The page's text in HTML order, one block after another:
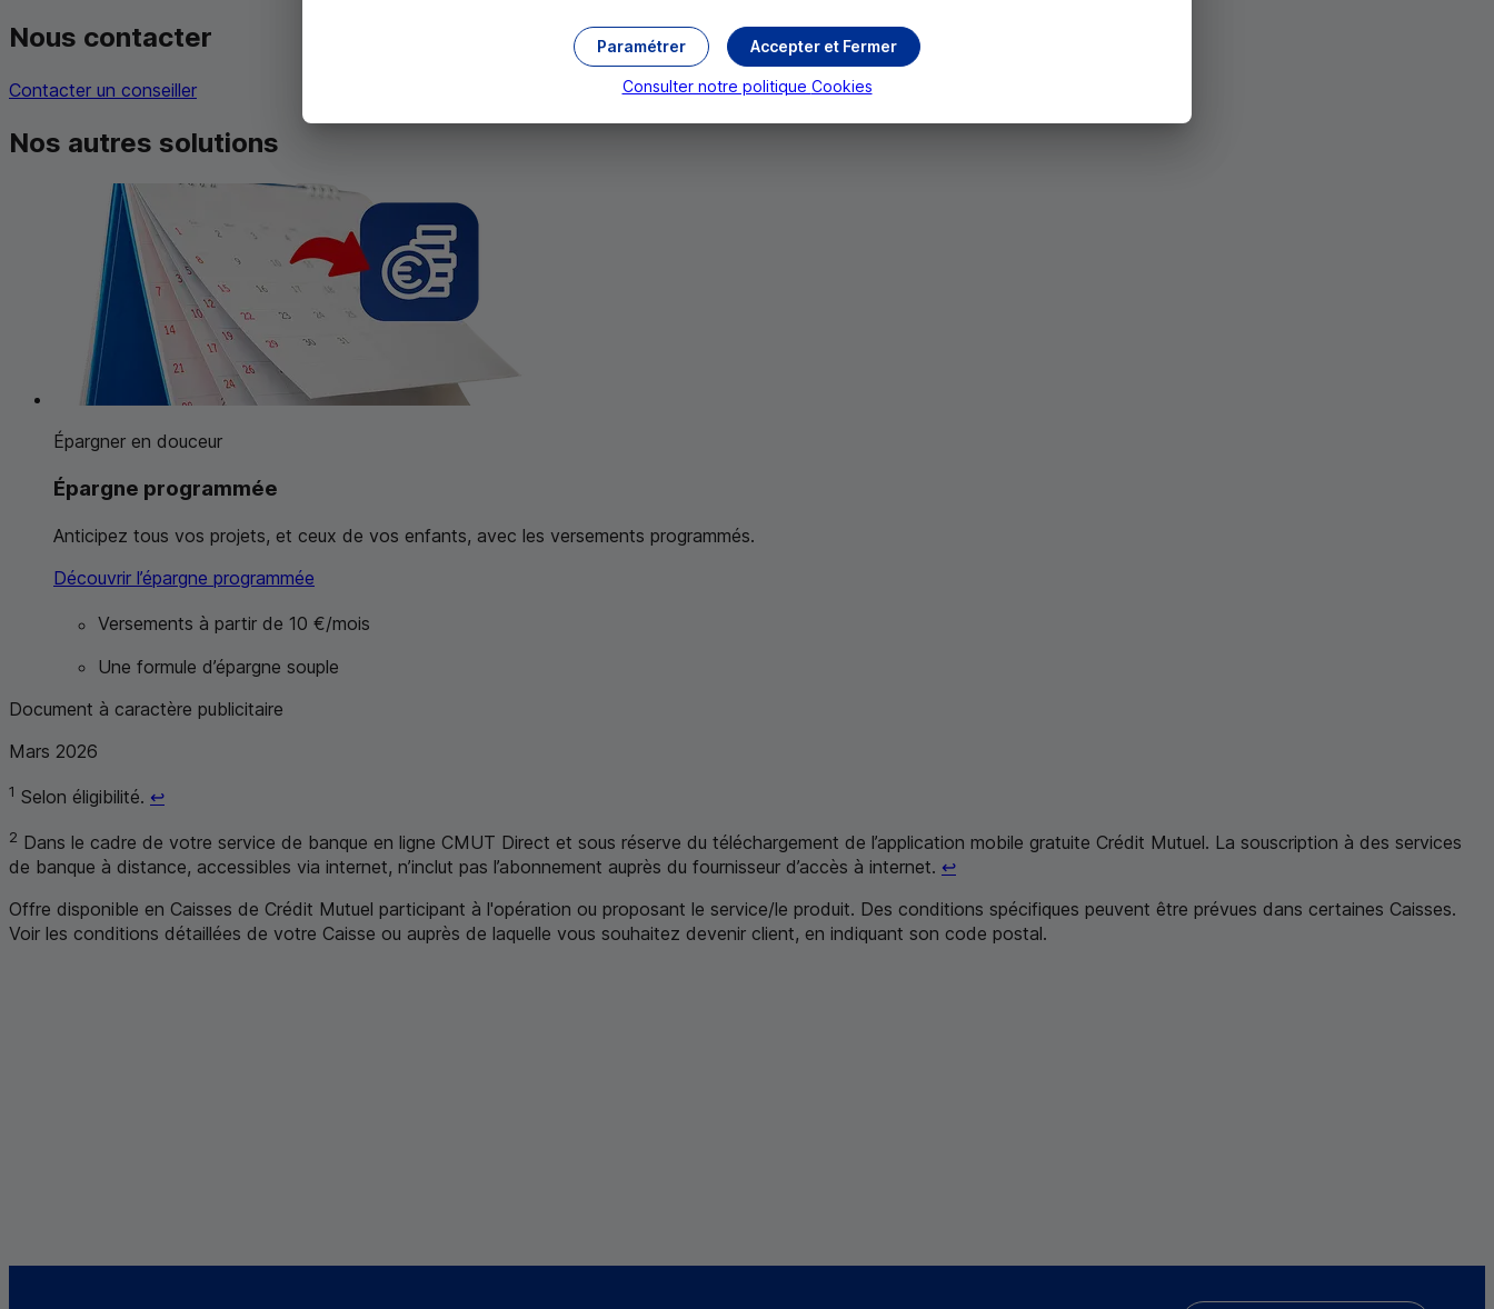
Nous contacter
Contacter un conseiller
Nos autres solutions
Épargner en douceur
Épargne programmée
Anticipez tous vos projets, et ceux de vos enfants, avec les versements programmés.
Découvrir l’épargne programmée
Versements à partir de 10 €/mois
Une formule d’épargne souple
Document à caractère publicitaire
Mars 2026
1 Selon éligibilité. ↩Retour au renvoi 1
2 Dans le cadre de votre service de banque en ligne CMUT Direct et sous réserve du téléchargement de l’application mobile gratuite Crédit Mutuel. La souscription à des services
de banque à distance, accessibles via internet, n’inclut pas l’abonnement auprès du fournisseur d’accès à internet. ↩Retour au renvoi 2
Offre disponible en Caisses de Crédit Mutuel participant à l'opération ou proposant le service/le produit. Des conditions spécifiques peuvent être prévues dans certaines Caisses.
Voir les conditions détaillées de votre Caisse ou auprès de laquelle vous souhaitez devenir client, en indiquant son code postal.
Accepter et Fermer
Paramétrer
Consulter notre politique Cookies